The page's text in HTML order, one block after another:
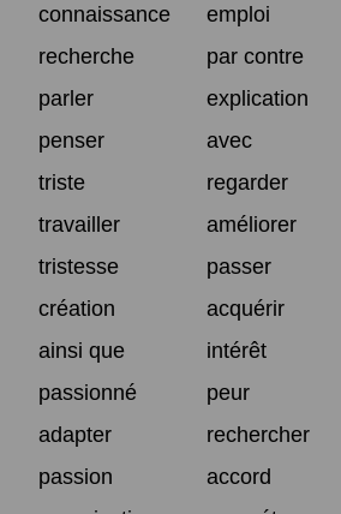
connaissance
emploi
recherche
par contre
parler
explication
penser
avec
triste
regarder
travailler
améliorer
tristesse
passer
création
acquérir
ainsi que
intérêt
passionné
peur
adapter
rechercher
passion
accord